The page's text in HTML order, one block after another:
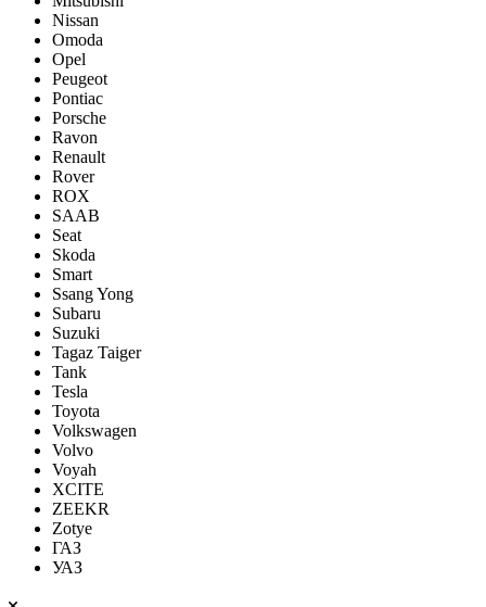
Nissan
Omoda
Opel
Peugeot
Pontiac
Porsсhe
Ravon
Renault
Rover
ROX
SAAB
Seat
Skoda
Smart
Ssang Yong
Subaru
Suzuki
Tagaz Taiger
Tank
Tesla
Toyota
Volkswagen
Volvo
Voyah
XCITE
ZEEKR
Zotye
ГАЗ
УАЗ